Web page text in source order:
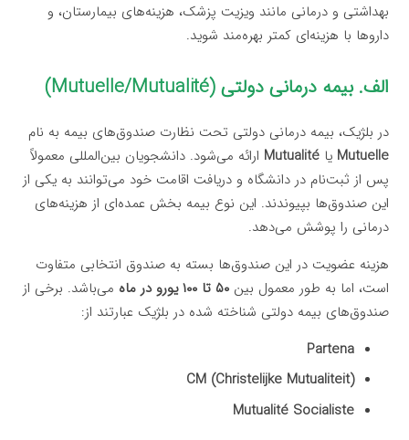
بهداشتی و درمانی مانند ویزیت پزشک، هزینه‌های بیمارستان، و
داروها با هزینه‌ای کمتر بهره‌مند شوید.
الف. بیمه درمانی دولتی (Mutuelle/Mutualité)
در بلژیک، بیمه درمانی دولتی تحت نظارت صندوق‌های بیمه به نام
Mutuelle یاMutualité ارائه می‌شود. دانشجویان بین‌المللی معمولاً
پس از ثبت‌نام در دانشگاه و دریافت اقامت خود می‌توانند به یکی از
این صندوق‌ها بپیوندند. این نوع بیمه بخش عمده‌ای از هزینه‌های
درمانی را پوشش می‌دهد.
هزینه عضویت در این صندوق‌ها بسته به صندوق انتخابی متفاوت
است، اما به طور معمول بین۵۰ تا ۱۰۰ یورو در ماه
می‌باشد. برخی از
صندوق‌های بیمه دولتی شناخته شده در بلژیک عبارتند از:
Partena
CM (Christelijke Mutualiteit)
Mutualité Socialiste